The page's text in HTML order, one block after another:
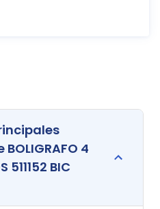
4
511152 BIC